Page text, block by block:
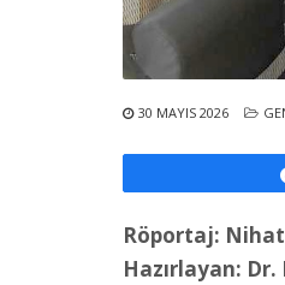
30 MAYIS 2026
Röportaj:
Hazırlayan: Dr.